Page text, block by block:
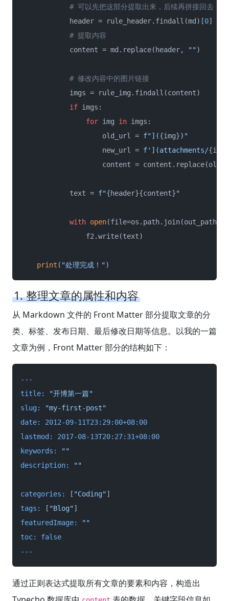
# 可以先把这部分提取出来，后续再拼接回去
header = rule_header.findall(md)[0]
# 提取内容
content = md.replace(header,
"")
# 修改内容中的图片链接
imgs = rule_img.findall(content)
if imgs:
for img in imgs:
old_url = f"]({img})"
new_url = f'](attachments/{img}
content = content.replace(old_url,
text = f"{header}{content}"
with open(file=os.path.join(out_path,
f2.write(text)
print ( "处理完成！")
1. 整理文章的属性和内容
从 Markdown 文件的 Front Matter 部分提取文章的分
类、标签、发布日期、最后修改日期等信息。以我的一篇
文章为例，Front Matter 部分的结构如下：
---
title:
"开博第一篇"
slug:
"my-first-post"
date:
2012-09-11T23:29:00+08:00
lastmod:
2017-08-13T20:27:31+08:00
keywords:
""
description:
""
categories: [ "Coding"
tags:
[ "Blog"
featuredImage:
""
toc:
false
---
通过正则表达式提取所有文章的要素和内容，构造出